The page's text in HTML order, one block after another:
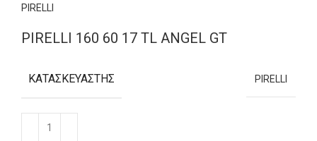
PIRELLI
PIRELLI 160 60 17 TL ANGEL GT
ΚΑΤΑΣΚΕΥΑΣΤΉΣ PIRELLI